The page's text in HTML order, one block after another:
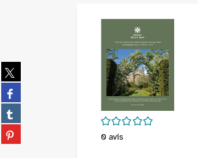
Partager
sur
twitter
(Nouvelle
fenêtre)
Partager
sur
facebook
(Nouvelle
fenêtre)
Partager
sur
tumblr
Partager
sur
/5
0 avis